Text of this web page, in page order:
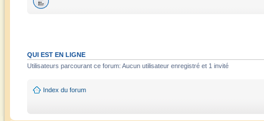
QUI EST EN LIGNE
Utilisateurs parcourant ce forum: Aucun utilisateur enregistré et 1 invité
Index du forum